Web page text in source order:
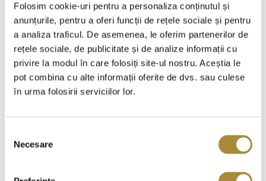
Folosim cookie-uri pentru a personaliza conținutul și
anunțurile, pentru a oferi funcții de rețele sociale și pentru
a analiza traficul. De asemenea, le oferim partenerilor de
rețele sociale, de publicitate și de analize informații cu
privire la modul în care folosiți site-ul nostru. Aceștia le
pot combina cu alte informații oferite de dvs. sau culese
în urma folosirii serviciilor lor.
consimțământului
Necesare
infrastructuri de cercetare precum ELI-NP.
Această concentrare nu înseamnă că
fiecare locuitor are acces direct în
laboratoare. Înseamnă însă că orașul are o
identitate intelectuală distinctă și un mediu